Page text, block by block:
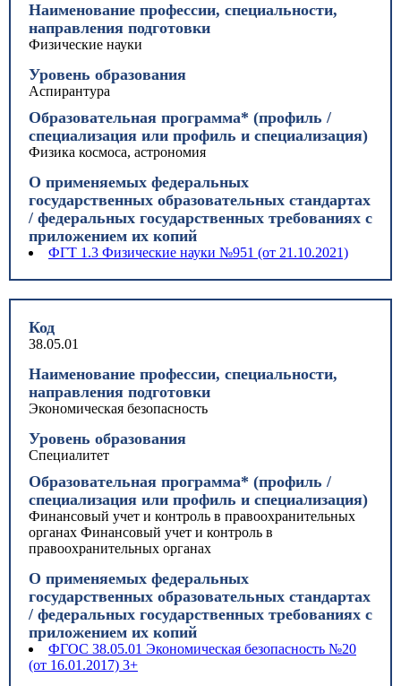
Наименование профессии, специальности,
направления подготовки
Физические науки
Уровень образования
Аспирантура
Образовательная программа* (профиль /
специализация или профиль и специализация)
Физика космоса, астрономия
О применяемых федеральных
государственных образовательных стандартах
/ федеральных государственных требованиях с
приложением их копий
ФГТ 1.3 Физические науки №951 (от 21.10.2021)
Код
38.05.01
Наименование профессии, специальности,
направления подготовки
Экономическая безопасность
Уровень образования
Специалитет
Образовательная программа* (профиль /
специализация или профиль и специализация)
Финансовый учет и контроль в правоохранительных
органах Финансовый учет и контроль в
правоохранительных органах
О применяемых федеральных
государственных образовательных стандартах
/ федеральных государственных требованиях с
приложением их копий
ФГОС 38.05.01 Экономическая безопасность №20
(от 16.01.2017) 3+